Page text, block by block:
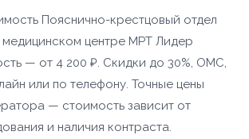
Пояснично-крестцовый отдел
медицинском центре МРТ Лидер
— от 4 200 ₽. Скидки до 30%, ОМС,
или по телефону. Точные цены
— стоимость зависит от
и наличия контраста.